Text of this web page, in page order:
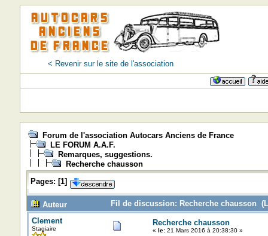
< Revenir sur le site de l'association
Forum de l'association Autocars Anciens de France
LE FORUM A.A.F.
Remarques, suggestions.
Recherche chausson
Pages: [1]
Auteur
Fil de discussion: Recherche chausson
Clement
Stagiaire
Recherche chausson
« le:21 Mars 2016 à 20:38:30 »